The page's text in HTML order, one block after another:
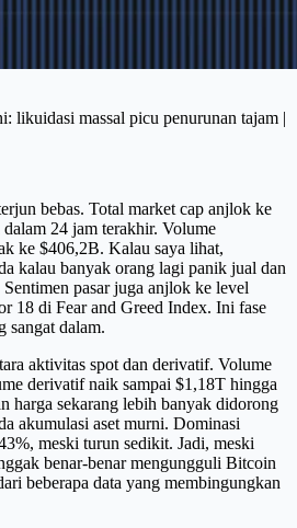
likuidasi massal picu penurunan tajam |
bebas. Total market cap anjlok ke
24 jam terakhir. Volume
ke $406,2B. Kalau saya lihat,
kalau banyak orang lagi panik jual dan
pasar juga anjlok ke level
18 di Fear and Greed Index. Ini fase
sangat dalam.
aktivitas spot dan derivatif. Volume
derivatif naik sampai $1,18T hingga
harga sekarang lebih banyak didorong
akumulasi aset murni. Dominasi
meski turun sedikit. Jadi, meski
benar-benar mengungguli Bitcoin
beberapa data yang membingungkan